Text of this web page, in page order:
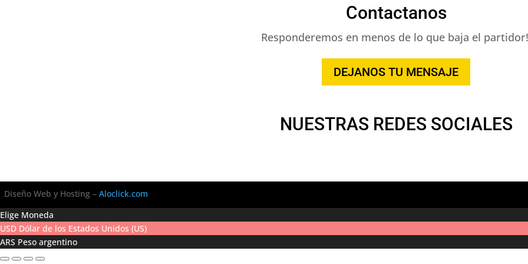
Contactanos
Responderemos en menos de lo que baja el
DEJANOS TU MENSAJE
NUESTRAS REDES SOCIALES
Diseño Web y Hosting – Aloclick.com
Elige Moneda
USD Dólar de los Estados Unidos (US)
ARS Peso argentino